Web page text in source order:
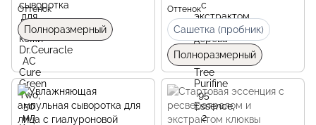
Оттенок
Полноразмерный
Оттенок
Сашетка (пробник)
Полноразмерный